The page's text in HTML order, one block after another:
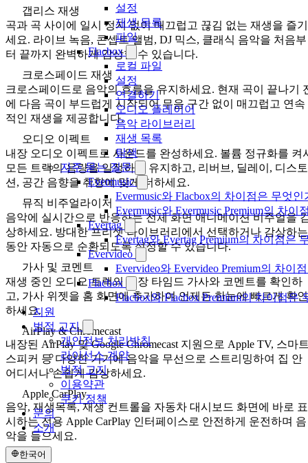
설정
재생 목록
파일
Flacbox
로컬 파일
설정
연결하기
오디오 플레이어
음악 라이브러리
재생 목록
탐색
자주 묻는 질문
Evermusic
Evermusic와 Flacbox의 차이점은 무엇인
Evermusic와 Evermusic Premium의 차이
Evertag
Evertag와 Evertag Premium의 차이점은
Evervideo
Evervideo와 Evervideo Premium의 차이
Flacbox
Flacbox와 Flacbox Premium의 차이점은
지원
법적 고지
개인정보 처리방침
라이선스 계약
법적 고지
이용약관
쿠키 정책
문의
소개
한국어
갭리스 재생
곡과 곡 사이에 일시 정지 없이 매끄럽고 끊김 없는 재생을 즐기
세요. 라이브 녹음, 콘셉트 앨범, DJ 믹스, 클래식 음악을 처음부
터 끝까지 완벽하게 감상할 수 있습니다.
크로스페이드 재생
크로스페이드로 음악의 흐름을 유지하세요. 현재 곡이 끝나기
에 다음 곡이 부드럽게 시작되어 무음 구간 없이 매끄럽고 연속
적인 재생을 제공합니다.
오디오 이펙트
내장 오디오 이펙트로 사운드를 완성하세요. 볼륨 정규화를 켜
모든 트랙의 음량을 일정하게 유지하고, 리버브, 딜레이, 디스토
션, 공간 음향을 취향에 맞게 더하세요.
뮤직 비주얼라이저
음악에 실시간으로 반응하는 전체 화면 애니메이션 비주얼을
상하세요. 방대한 프리셋 라이브러리에서 선택하거나 감상하는
동안 자동으로 순환되도록 설정할 수 있습니다.
가사 및 코멘트
재생 중인 오디오 트랙의 내장 타임드 가사와 코멘트를 확인하
고, 가사 위젯을 홈 화면에 추가하여 언제든 한눈에 빠르게 확인
하세요.
AirPlay & Chromecast
내장된 AirPlay 및 Google Chromecast 지원으로 Apple TV, 스마
스피커 등 다양한 기기에 음악을 무선으로 스트리밍하여 집 안
어디서나 손쉽게 감상하세요.
Apple CarPlay
음악, 재생목록, 재생 컨트롤을 자동차 대시보드 화면에 바로 표
시하는 전용 Apple CarPlay 인터페이스로 안전하게 운전하며 음
악을 들으세요.
위젯